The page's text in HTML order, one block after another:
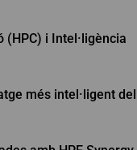
i Intel·ligència
més intel·ligent del